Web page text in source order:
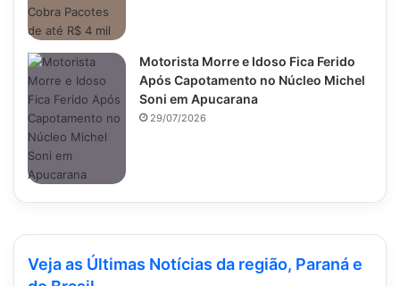
Veja as Últimas Notícias da região, Paraná e
Motorista Morre e Idoso Fica Ferido
Após Capotamento no Núcleo Michel
Soni em Apucarana
29/07/2026